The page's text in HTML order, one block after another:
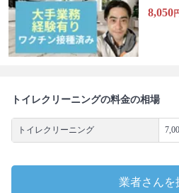
8,050
トイレクリーニングの料金の相場
トイレクリーニング
業者さんを